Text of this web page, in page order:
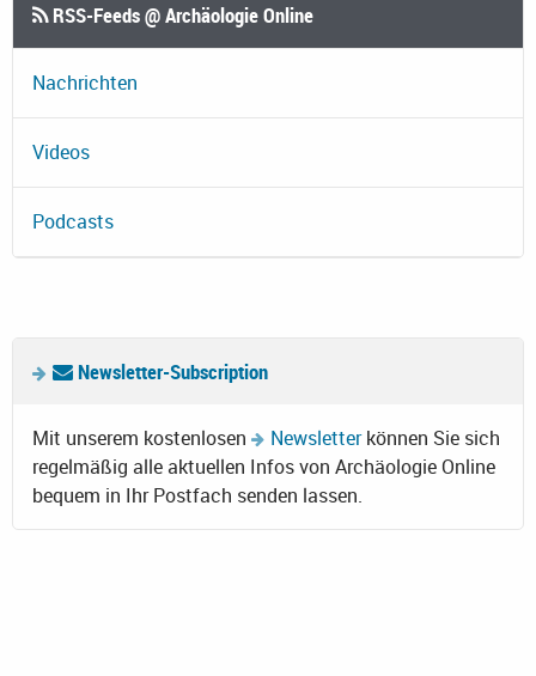
RSS-Feeds @ Archäologie Online
Nachrichten
Videos
Podcasts
Newsletter-Subscription
Mit unserem kostenlosen Newsletterkönnen Sie sich
regelmäßig alle aktuellen Infos von Archäologie Online
bequem in Ihr Postfach senden lassen.